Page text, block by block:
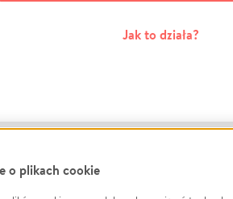
Jak to działa?
o plikach cookie